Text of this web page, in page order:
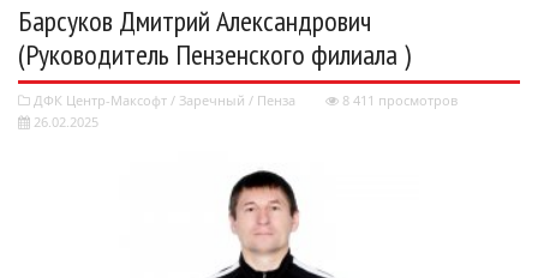
Барсуков Дмитрий Александрович
(Руководитель Пензенского филиала )
ДФК Центр-Максофт / Заречный / Пенза
8 411 просмотров
26.02.2025